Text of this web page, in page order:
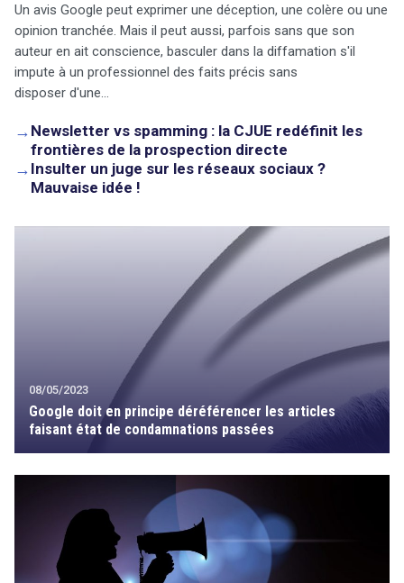
Un avis Google peut exprimer une déception, une colère ou une
opinion tranchée. Mais il peut aussi, parfois sans que son
auteur en ait conscience, basculer dans la diffamation s'il
impute à un professionnel des faits précis sans
disposer d'une…
→ Newsletter vs spamming : la CJUE redéfinit les
frontières de la prospection directe
→ Insulter un juge sur les réseaux sociaux ?
Mauvaise idée !
08/05/2023
Google doit en principe déréférencer les articles
faisant état de condamnations passées